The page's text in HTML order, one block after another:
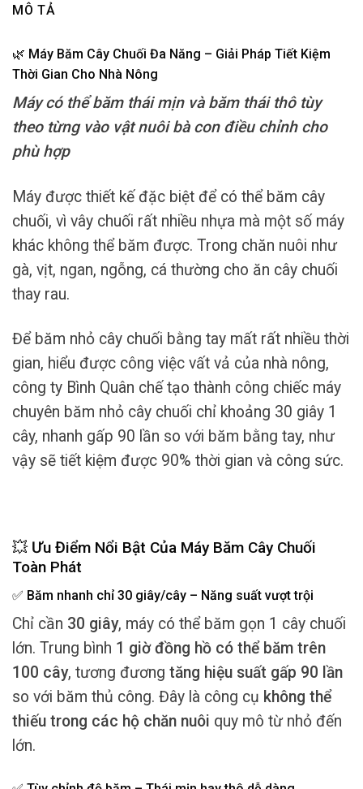
MÔ TẢ
🌿 Máy Băm Cây Chuối Đa Năng – Giải Pháp Tiết Kiệm
Thời Gian Cho Nhà Nông
Máy có thể băm thái mịn và băm thái thô tùy
theo từng vào vật nuôi bà con điều chỉnh cho
phù hợp
Máy được thiết kế đặc biệt để có thể băm cây
chuối, vì vây chuối rất nhiều nhựa mà một số máy
khác không thể băm được. Trong chăn nuôi như
gà, vịt, ngan, ngỗng, cá thường cho ăn cây chuối
thay rau.
Để băm nhỏ cây chuối bằng tay mất rất nhiều thời
gian, hiểu được công việc vất vả của nhà nông,
công ty Bình Quân chế tạo thành công chiếc máy
chuyên băm nhỏ cây chuối chỉ khoảng 30 giây 1
cây, nhanh gấp 90 lần so với băm bằng tay, như
vậy sẽ tiết kiệm được 90% thời gian và công sức.
💥 Ưu Điểm Nổi Bật Của Máy Băm Cây Chuối
Toàn Phát
✅ Băm nhanh chỉ 30 giây/cây – Năng suất vượt trội
Chỉ cần 30 giây, máy có thể băm gọn 1 cây chuối
lớn. Trung bình 1 giờ đồng hồ có thể băm trên
100 cây, tương đương tăng hiệu suất gấp 90 lần
so với băm thủ công. Đây là công cụ không thể
thiếu trong các hộ chăn nuôi quy mô từ nhỏ đến
lớn.